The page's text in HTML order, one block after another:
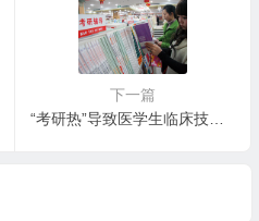
下一篇
“考研热”导致医学生临床技能严重滑坡